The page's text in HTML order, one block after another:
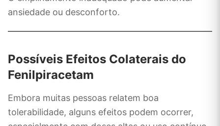
ansiedade ou desconforto.
Possíveis Efeitos Colaterais do
Fenilpiracetam
Embora muitas pessoas relatem boa
tolerabilidade, alguns efeitos podem ocorrer,